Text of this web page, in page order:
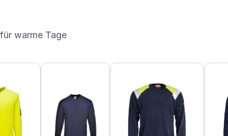
warme Tage